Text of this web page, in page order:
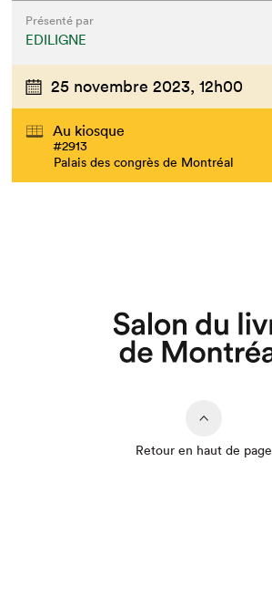
Présenté par
EDILIGNE
25 novembre 2023, 12h00
Au kiosque
#2913
Palais des congrès de Montréal
Retour en haut de page